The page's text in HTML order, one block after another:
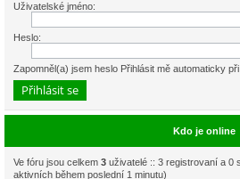
Uživatelské jméno:
Heslo:
Zapomněl(a) jsem heslo Přihlásit mě automaticky
Kdo je online
Ve fóru jsou celkem 3 uživatelé :: 3 registrovaní a 0
aktivních během poslední 1 minutu)